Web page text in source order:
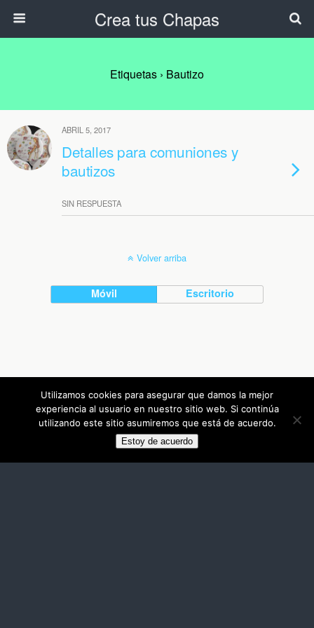
Crea tus Chapas
Etiquetas › Bautizo
ABRIL 5, 2017
Detalles para comuniones y
bautizos
SIN RESPUESTA
Volver arriba
Móvil Escritorio
Utilizamos cookies para asegurar que damos la mejor
experiencia al usuario en nuestro sitio web. Si continúa
utilizando este sitio asumiremos que está de acuerdo.
Estoy de acuerdo